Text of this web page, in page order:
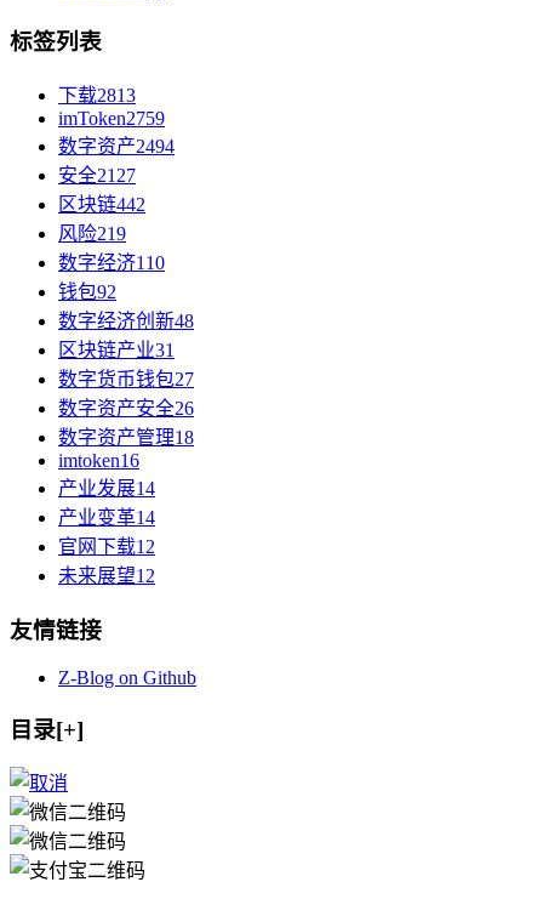
标签列表
下载2813
imToken2759
数字资产2494
安全2127
区块链442
风险219
数字经济110
钱包92
数字经济创新48
区块链产业31
数字货币钱包27
数字资产安全26
数字资产管理18
imtoken16
产业发展14
产业变革14
官网下载12
未来展望12
友情链接
Z-Blog on Github
目录[+]